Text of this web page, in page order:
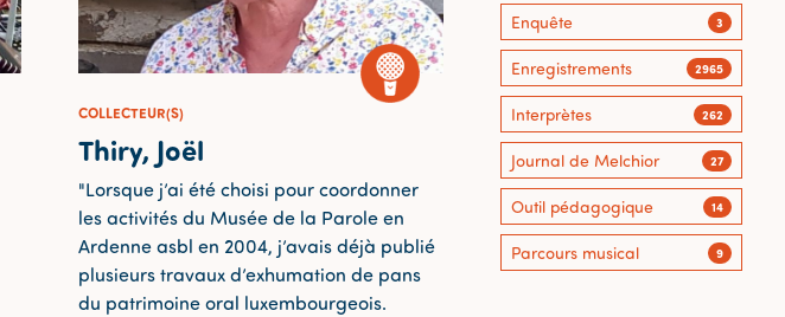
COLLECTEUR(S)
Thiry, Joël
"Lorsque j’ai été choisi pour coordonner
les activités du Musée de la Parole en
Ardenne asbl en 2004, j’avais déjà publié
plusieurs travaux d’exhumation de pans
du patrimoine oral luxembourgeois.
Enquête 3
Enregistrements 2965
Interprètes 262
Journal de Melchior 27
Outil pédagogique 14
Parcours musical 9